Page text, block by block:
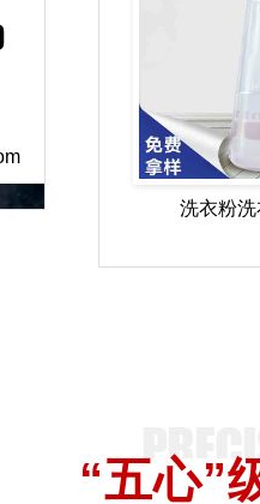
洗衣粉洗
“五心”